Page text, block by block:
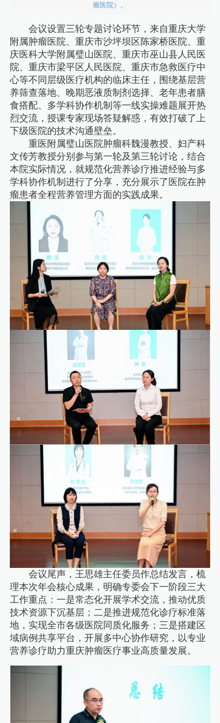
瘤医院）。
会议设置三轮专题讨论环节，来自重庆大学
附属肿瘤医院、重庆市沙坪坝区陈家桥医院、重
庆医科大学附属璧山医院、重庆市巫山县人民医
院、重庆市梁平区人民医院、重庆市急救医疗中
心等不同层级医疗机构的临床主任，围绕基层营
养筛查落地、晚期恶液质制剂选择、老年患者膳
食搭配、多学科协作机制等一线实操难题展开热
烈交流，授课专家现场答疑解惑，有效打破了上
下级医院的技术沟通壁垒。
重医附属璧山医院肿瘤科魏漫教授、妇产科
文传芳教授分别参与第一轮及第三轮讨论，结合
本院实际情况，就规范化营养诊疗推进经验与多
学科协作机制进行了分享，充分展示了医院在肿
瘤患者全程营养管理方面的实践成果。
会议尾声，王思雄主任委员作总结发言，梳
理本次年会核心成果，明确专委会下一阶段三大
工作重点：一是常态化开展学术交流，推动优质
技术资源下沉基层；二是推进规范化诊疗标准落
地，实现全市各级医院同质化服务；三是搭建区
域病例共享平台，开展多中心协作研究，以专业
营养诊疗助力重庆肿瘤医疗事业高质量发展。